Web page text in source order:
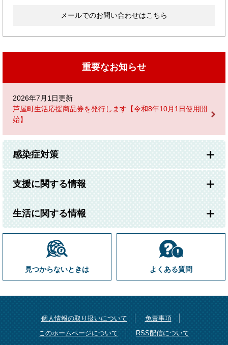
メールでのお問い合わせはこちら
重要なお知らせ
2026年7月1日更新
芦屋町生活応援商品券を発行します【令和8年10月1日使用開
始】
感染症対策
支援に関する情報
生活に関する情報
見つからないときは よくある質問
個人情報の取り扱いについて
免責事項
このホームページについて
RSS配信について